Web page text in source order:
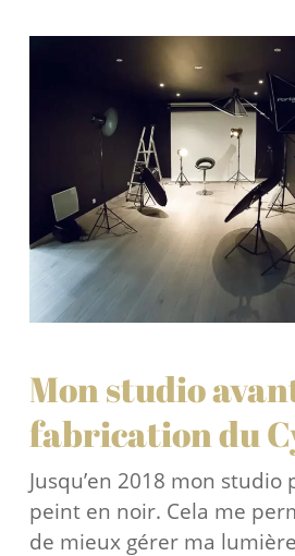
Mon studio
fabrication du
Jusqu’en 2018 mon
peint en noir. Cela me
de mieux gérer ma